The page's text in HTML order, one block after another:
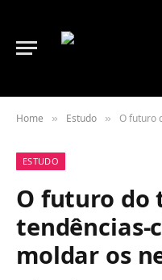
Home » Estudo » O futuro do
ESTUDO
O futuro do
tendências-
moldar os